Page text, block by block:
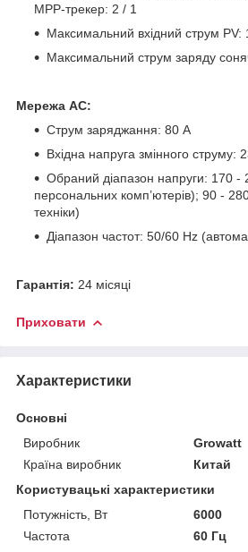
MPP-трекер: 2 / 1
Максимальний вхідний струм PV:
Максимальний струм заряду
Мережа AC:
Струм заряджання: 80 А
Вхідна напруга змінного струму:
Обраний діапазон напруги: 170 -
персональних комп’ютерів); 90 -
техніки)
Діапазон частот: 50/60 Hz
Гарантія: 24 місяці
Приховати
Характеристики
Основні
Виробник
Growatt
Країна виробник
Китай
Користувацькі характеристики
Потужність, Вт
6000
Частота
60 Гц